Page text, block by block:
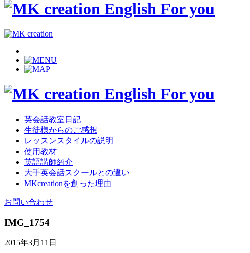
英会話教室日記
生徒様からのご感想
レッスンスタイルの説明
使用教材
英語講師紹介
大手英会話スクールとの違い
MKcreationを創った理由
お問い合わせ
IMG_1754
2015年3月11日